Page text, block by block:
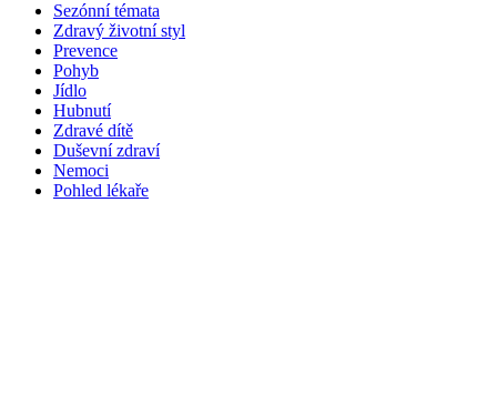
Sezónní témata
Zdravý životní styl
Prevence
Pohyb
Jídlo
Hubnutí
Zdravé dítě
Duševní zdraví
Nemoci
Pohled lékaře